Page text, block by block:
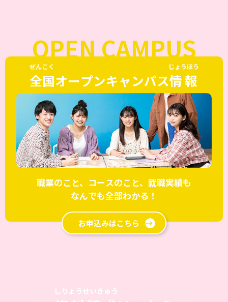
OPEN CAMPUS
全国
ぜんこく
オープンキャンパス情報
じょうほう
職業のこと、コースのこと、就職実績も
なんでも全部わかる！
お申込みはこちら
しりょうせいきゅう